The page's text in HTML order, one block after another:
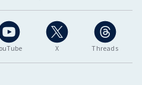
X Threads